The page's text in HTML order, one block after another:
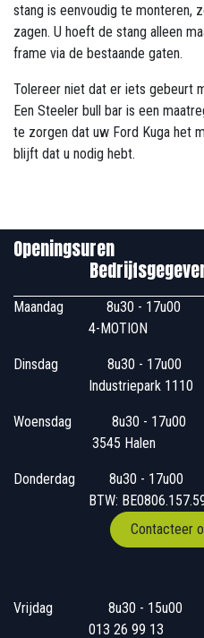
stang is eenvoudig te monteren,
zagen. U hoeft de stang alleen
frame via de bestaande gaten.
Tolereer niet dat er iets gebeurt
Een Steeler bull bar is een
te zorgen dat uw Ford Kuga het
blijft dat u nodig hebt.
Maandag
4-MOTION
Dinsdag
Industriepark 1110
Woensdag
3545 Halen
Donderdag
BTW:
Contacteer
Vrijdag
013 26 99 13